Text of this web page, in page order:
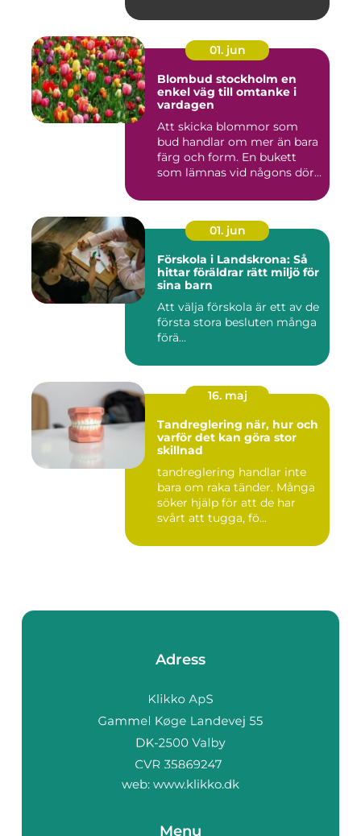
01. jun
Blombud stockholm en
enkel väg till omtanke i
vardagen
Att skicka blommor som
bud handlar om mer än bara
färg och form. En bukett
som lämnas vid någons dör...
01. jun
Förskola i Landskrona: Så
hittar föräldrar rätt miljö för
sina barn
Att välja förskola är ett av de
första stora besluten många
förä...
16. maj
Tandreglering när, hur och
varför det kan göra stor
skillnad
tandreglering handlar inte
bara om raka tänder. Många
söker hjälp för att de har
svårt att tugga, fö...
Adress
web: www.klikko.dk
Menu